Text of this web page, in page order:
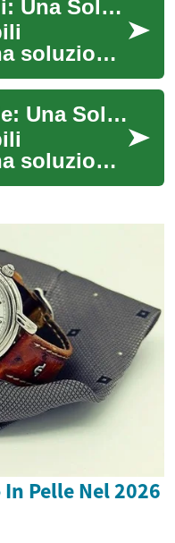
Montascale Mobili: Una Soluzione Innovativa per la Mobilità degli Anziani
soluzione
migliorare
Montascale Mobile: Una Soluzione Innovativa per la Mobilità degli Anziani
soluzione
migliorare
Pelle Nel 2026